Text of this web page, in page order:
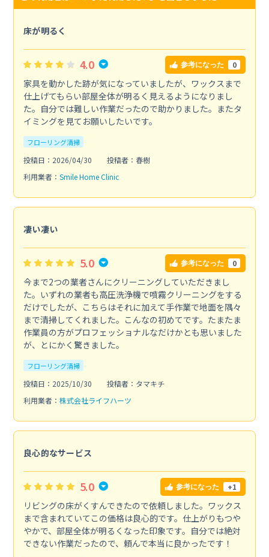
床が明るく
4.0 参考になった 0
家具を動かした跡が気になっていましたが、ワックスまで
仕上げてもらい部屋全体が明るく見えるようになりまし
た。自分では難しい作業だったので助かりました。またタ
イミングを見てお願いしたいです。
フローリング清掃
投稿日：2026/04/30
投稿者：春樹
利用業者： Smile Home Clinic
凄い凄い
5.0 参考になった 0
今まで2つの業者さんにクリーニングしていただきまし
た。いずれの業者も高圧洗浄機で噴霧クリーニングをする
だけでしたが、こちらはそれに加えて手作業で地面を隅々
まで清掃してくれました。こんなの初めてです。たまたま
作業員の方がプロフェッショナルなだけかとも思いました
が、とにかく驚きました。
フローリング清掃
投稿日：2025/10/30
投稿者：タマキチ
利用業者： 株式会社ライフハーツ
良心的なサービス
5.0 参考になった +1
リビングの床がくすんできたので依頼しました。ワックス
まで含まれていてこの価格は良心的です。仕上がりもつや
やかで、部屋全体が明るくなった印象です。自分では絶対
できない作業だったので、頼んで本当に良かったです！